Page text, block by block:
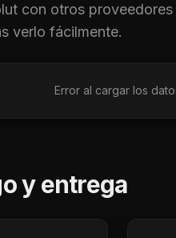
con otros proveedores
verlo fácilmente.
Error al cargar los
y entrega